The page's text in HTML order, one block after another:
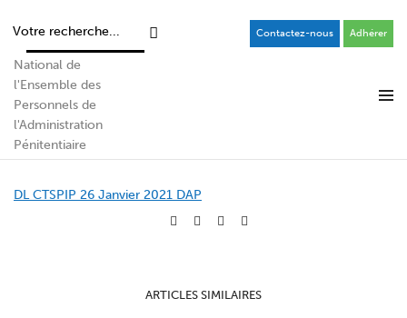
Contactez-nous Adhérer
Déclaration Liminaire CTSPIP du 26
Janvier 2021
DL CTSPIP 26 Janvier 2021 DAP
ARTICLES SIMILAIRES